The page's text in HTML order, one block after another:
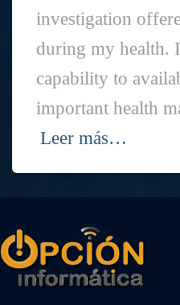
investigation
during my health.
capability to
important health
Leer más…